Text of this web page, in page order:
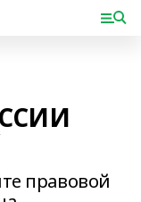
правовой